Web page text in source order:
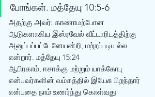
போங்கள். மத்தேயு 10:5-6
அதற்கு அவர்: காணாமற்போன
ஆடுகளாகிய இஸ்ரவேல் வீட்டாரிடத்திற்கு
அனுப்பப்பட்டேனேயன்றி, மற்றப்படியல்ல
என்றார். மத்தேயு 15:24
ஆபிரகாம், ஈசாக்கு மற்றும் யாக்கோபு
என்பவர்களின் வம்சத்தில் இயேசு பிறந்தார்
என்பதை நாம் உணர்ந்து கொள்வது